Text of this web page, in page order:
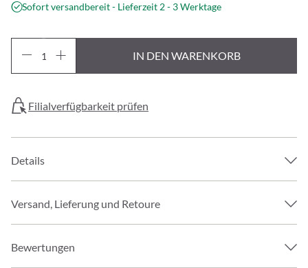
Sofort versandbereit - Lieferzeit 2 - 3 Werktage
IN DEN WARENKORB
Filialverfügbarkeit prüfen
Details
Versand, Lieferung und Retoure
Bewertungen